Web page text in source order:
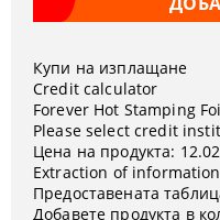
Купи на изплащане
Credit calculator
Forever Hot Stamping
Please select credit
Цена на продукта:
Extraction of
Предоставената
Добавете продукта в